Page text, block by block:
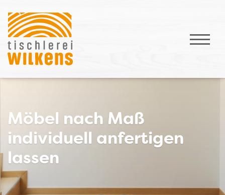
Möbel nach Maß
individuell anfertigen
lassen